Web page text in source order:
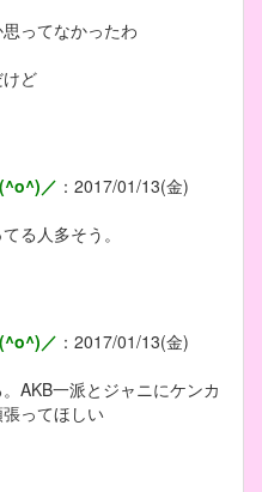
ってなかったわ
ど
／ ： 2017/01/13(金)
る人多そう。
／ ： 2017/01/13(金)
AKB一派とジャニにケンカ
ってほしい